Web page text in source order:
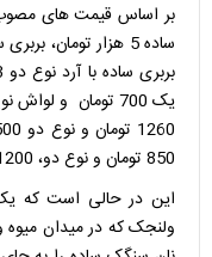
بر اساس قیمت های مصوب
850 تومان و نوع دو، 1200 تومان تعیین شده است.
این در حالی است که یک
ولنجک که در میدان میوه